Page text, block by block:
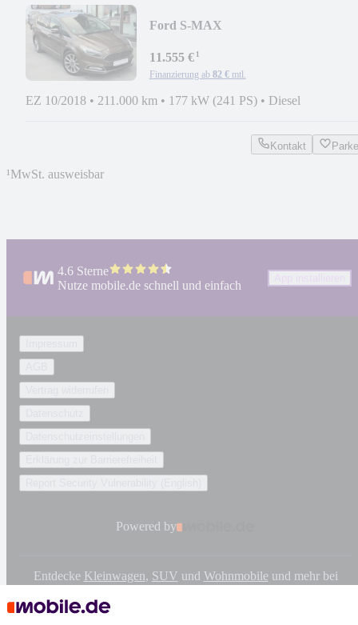
Ford S-MAX
Sitzer*LEDER*
11.555 €¹
Finanzierung ab 82 € mtl.
EZ 10/2018 • 211.000 km • 177 kW (241 PS) • Diesel
Kontakt
¹MwSt. ausweisbar
4.6 Sterne
Nutze mobile.de schnell und einfach
Powered by
Entdecke Kleinwagen, SUV und Wohnmobileund mehr bei